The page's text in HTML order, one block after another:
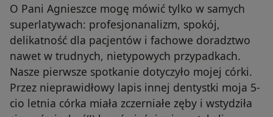
O Pani Agnieszce mogę mówić tylko w samych
superlatywach: profesjonanalizm, spokój,
delikatność dla pacjentów i fachowe doradztwo
nawet w trudnych, nietypowych przypadkach.
Nasze pierwsze spotkanie dotyczyło mojej córki.
Przez nieprawidłowy lapis innej dentystki moja 5-
cio letnia córka miała zczerniałe zęby i wstydziła